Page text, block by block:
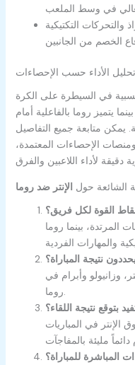
التكتيكية
تحليل الأداء حسب الإحصاءات
في السيطرة على الكرة
يتميز روما بالفاعلية أمام
يمكن متابعة جميع التفاصيل
ومنصات الإحصاءات المعتمدة،
الشائعة حول الإنتر ضد روما
القوة لكل فريق؟
المرتدة، بينما روما
نتيجة المباراة؟
وزانيولو وأبرام في
روما.
بتوقع نتيجة اللقاء؟
الإنتر في المباريات
المباشرة للمباراة؟